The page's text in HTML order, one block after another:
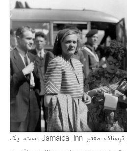
دافنه دو موریر نویسنده رمان ترسناک معتبر Jamaica Inn است، یک